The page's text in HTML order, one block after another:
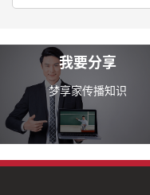
我要分享
梦享家传播知识